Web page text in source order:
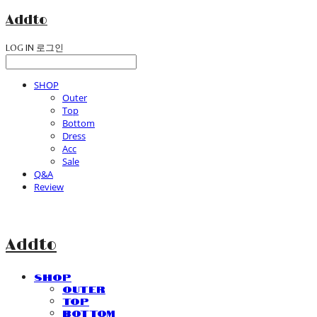
Addto
LOG IN 로그인
SHOP
Outer
Top
Bottom
Dress
Acc
Sale
Q&A
Review
Addto
SHOP
Outer
Top
Bottom